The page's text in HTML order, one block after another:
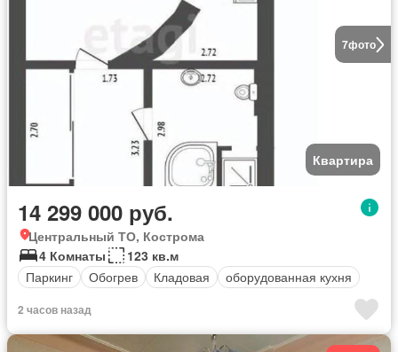
7фото
Квартира
14 299 000 руб.
Центральный ТО, Кострома
4 Комнаты
123 кв.м
Паркинг
Обогрев Кладовая оборудованная кухня
2 часов назад